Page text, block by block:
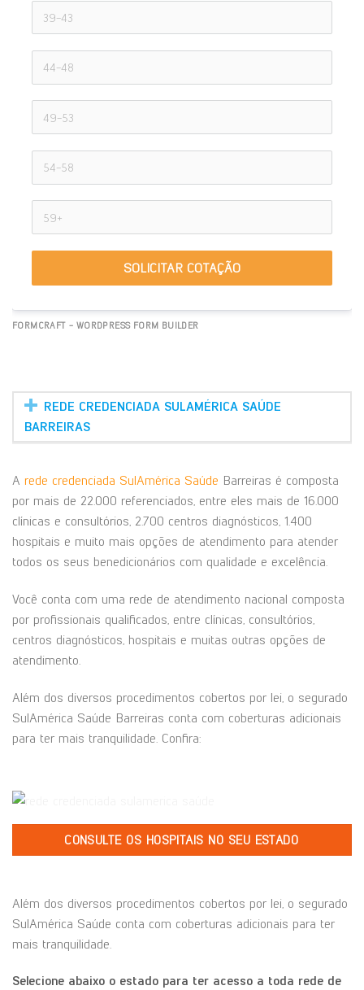
SOLICITAR COTAÇÃO
FORMCRAFT - WORDPRESS FORM BUILDER
REDE CREDENCIADA SULAMÉRICA SAÚDE
BARREIRAS
A rede credenciada SulAmérica Saúde Barreiras é composta
por mais de 22.000 referenciados, entre eles mais de 16.000
clínicas e consultórios, 2.700 centros diagnósticos, 1.400
hospitais e muito mais opções de atendimento para atender
todos os seus benedicionários com qualidade e excelência.
Você conta com uma rede de atendimento nacional composta
por profissionais qualificados, entre clínicas, consultórios,
centros diagnósticos, hospitais e muitas outras opções de
atendimento.
Além dos diversos procedimentos cobertos por lei, o segurado
SulAmérica Saúde Barreiras conta com coberturas adicionais
para ter mais tranquilidade. Confira:
CONSULTE OS HOSPITAIS NO SEU ESTADO
Além dos diversos procedimentos cobertos por lei, o segurado
SulAmérica Saúde conta com coberturas adicionais para ter
mais tranquilidade.
Selecione abaixo o estado para ter acesso a toda rede de